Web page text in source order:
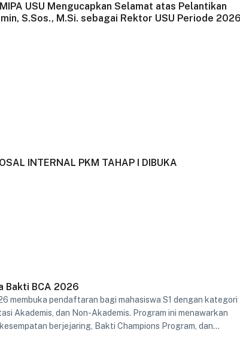
USU Mengucapkan Selamat atas Pelantikan
S.Sos., M.Si. sebagai Rektor USU Periode
INTERNAL PKM TAHAP I DIBUKA
Bakti BCA 2026
membuka pendaftaran bagi mahasiswa S1 dengan kategori
Akademis, dan Non-Akademis. Program ini menawarkan
berjejaring, Bakti Champions Program, dan